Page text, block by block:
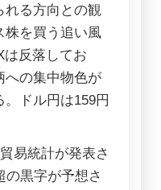
れる方向との観
株を買う追い風
は反落してお
への集中物色が
ドル円は159円
易統計が発表さ
の黒字が予想さ